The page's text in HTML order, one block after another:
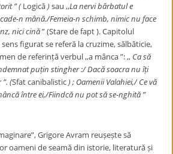
” (Logică)sau ,,La nervi bărbatul e
n mână./Femeia-n schimb, nimic nu face
nici cină” (Stare de fapt ). Capitolul
sens figurat se referă la cruzime, sălbăticie,
de referință verbul ,,a mânca ”: ,, Ca să
puțin stingher :/ Dacă soacra nu îți
(Sfat canibalistic) ; Oamenii Valahiei,/ Ce vă
între ei,/Fiindcă nu pot să se-nghită ”
Grigore Avram reușește să
oameni de seamă din istorie, literatură și